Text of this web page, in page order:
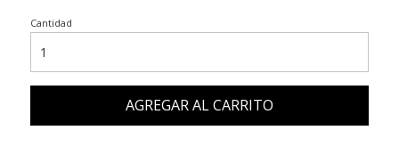
Cantidad
AGREGAR AL CARRITO